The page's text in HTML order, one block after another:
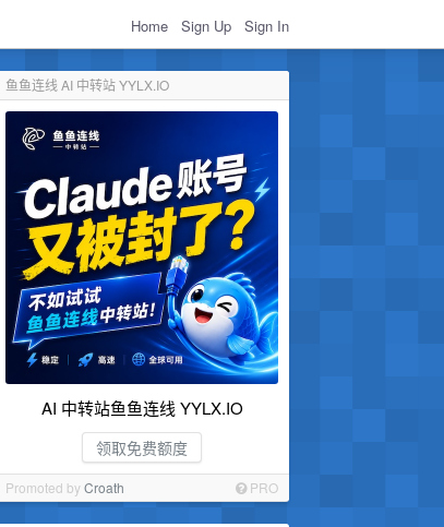
Home Sign Up Sign In
鱼鱼连线 AI 中转站 YYLX.IO
AI 中转站鱼鱼连线 YYLX.IO
领取免费额度
Promoted byCroath PRO